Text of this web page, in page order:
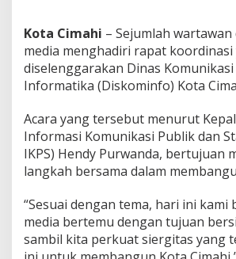
a
C
m
a
i
G
a
n
d
n
g
e
Kota Cimahi – Sejumlah
media menghadiri rapat koordinasi
diselenggarakan Dinas Komunikasi
Informatika (Diskominfo) Kota
Acara yang tersebut menurut
Informasi Komunikasi Publik dan
IKPS) Hendy Purwanda, bertujuan
langkah bersama dalam
“Sesuai dengan tema, hari ini kami
media bertemu dengan tujuan
sambil kita perkuat siergitas yang